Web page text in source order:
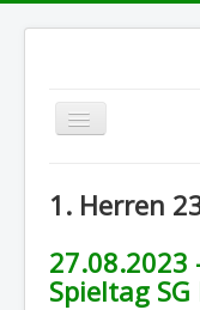
Navigation
an/aus
1. Herren
27.08.2023
Spieltag